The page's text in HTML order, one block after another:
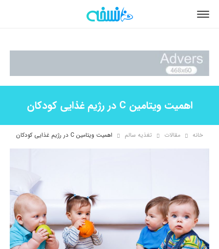
اهمیت ویتامین C در رژیم غذایی کودکان
خانه مقالات تغذیه سالم اهمیت ویتامین C در رژیم غذایی کودکان